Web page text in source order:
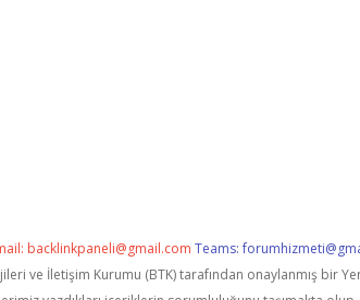
backlinkpaneli@gmail.com Teams:
ve İletişim Kurumu (BTK) tarafından onaylanmış